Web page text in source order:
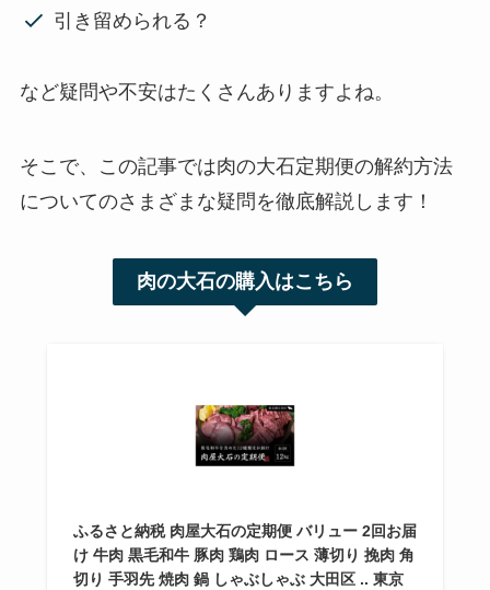
引き留められる？
など疑問や不安はたくさんありますよね。
そこで、この記事では肉の大石定期便の解約方法
についてのさまざまな疑問を徹底解説します！
肉の大石の購入はこちら
ふるさと納税 肉屋大石の定期便 バリュー 2回お届
け 牛肉 黒毛和牛 豚肉 鶏肉 ロース 薄切り 挽肉 角
切り 手羽先 焼肉 鍋 しゃぶしゃぶ 大田区 .. 東京